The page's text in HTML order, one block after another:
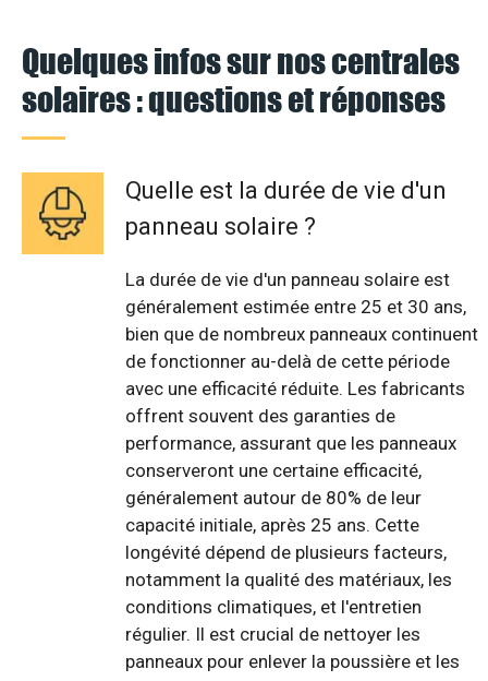
Quelques infos sur nos centrales
solaires : questions et réponses
Quelle est la durée de vie d'un
panneau solaire ?
La durée de vie d'un panneau solaire est
généralement estimée entre 25 et 30 ans,
bien que de nombreux panneaux continuent
de fonctionner au-delà de cette période
avec une efficacité réduite. Les fabricants
offrent souvent des garanties de
performance, assurant que les panneaux
conserveront une certaine efficacité,
généralement autour de 80% de leur
capacité initiale, après 25 ans. Cette
longévité dépend de plusieurs facteurs,
notamment la qualité des matériaux, les
conditions climatiques, et l'entretien
régulier. Il est crucial de nettoyer les
panneaux pour enlever la poussière et les